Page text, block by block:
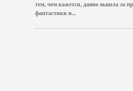
тем, чем кажется, давно вышла за
фантастики и...